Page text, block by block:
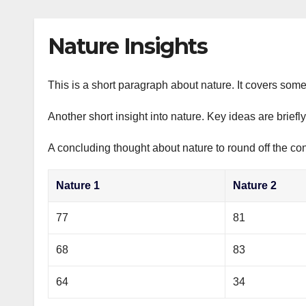
Nature Insights
This is a short paragraph about nature. It covers
Another short insight into nature. Key ideas are
A concluding thought about nature to round off the
Nature 1 Nature 2
77 81
68 83
64 34